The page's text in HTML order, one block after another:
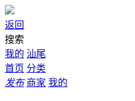
返回
搜索
我的 汕尾
首页 分类
发布 商家 我的